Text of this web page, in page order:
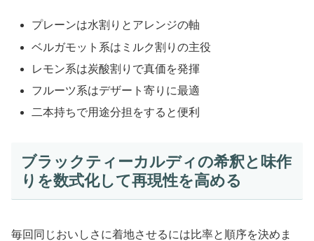
プレーンは水割りとアレンジの軸
ベルガモット系はミルク割りの主役
レモン系は炭酸割りで真価を発揮
フルーツ系はデザート寄りに最適
二本持ちで用途分担をすると便利
ブラックティーカルディの希釈と味作
りを数式化して再現性を高める
毎回同じおいしさに着地させるには比率と順序を決めま